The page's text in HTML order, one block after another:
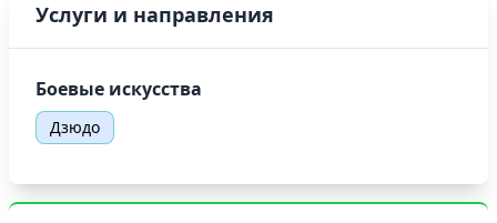
Услуги и направления
Боевые искусства
Дзюдо